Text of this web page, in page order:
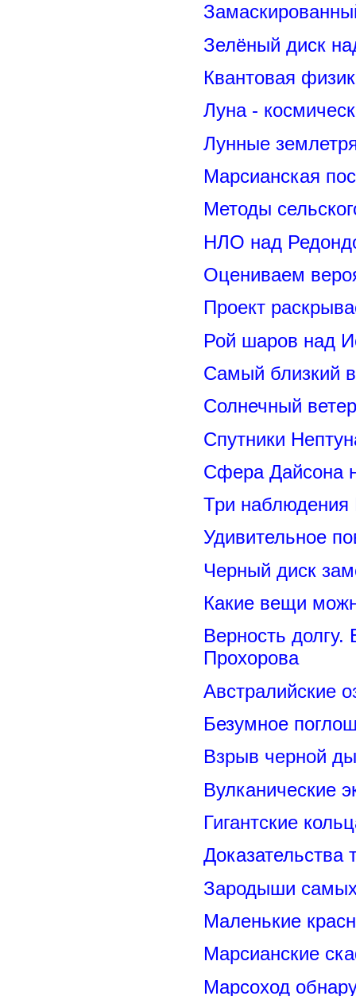
Зелёный диск
Квантовая
Луна -
Лунные
Марсианская
Методы
НЛО над
Оцениваем
Проект
Рой шаров над
Самый близкий
Солнечный
Спутники
Сфера Дайсона
Три
Удивительное
Черный диск
Какие вещи
Верность
Прохорова
Австралийские
Безумное
Взрыв черной
Вулканические
Гигантские
Доказательства
Зародыши самых
Маленькие
Марсианские
Марсоход